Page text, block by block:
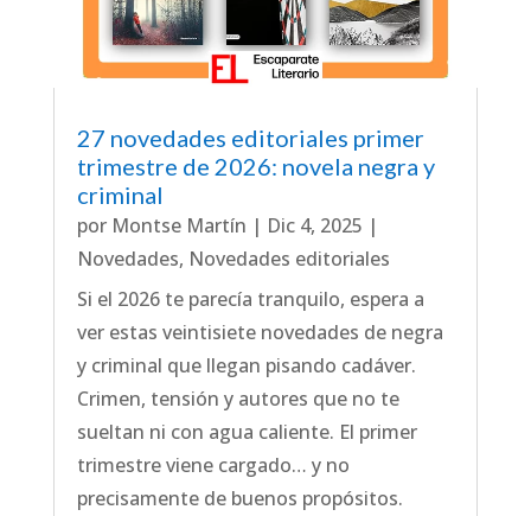
27 novedades editoriales primer
trimestre de 2026: novela negra y
criminal
por Montse Martín | Dic 4, 2025 |
Novedades, Novedades editoriales
Si el 2026 te parecía tranquilo, espera a
ver estas veintisiete novedades de negra
y criminal que llegan pisando cadáver.
Crimen, tensión y autores que no te
sueltan ni con agua caliente. El primer
trimestre viene cargado… y no
precisamente de buenos propósitos.